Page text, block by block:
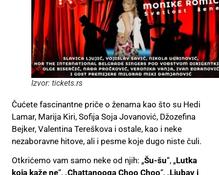
Izvor: tickets.rs
Čućete fascinantne priče o ženama kao što su Hedi
Lamar, Marija Kiri, Sofija Soja Jovanović, Džozefina
Bejker, Valentina Tereškova i ostale, kao i neke
nezaboravne hitove, ali i pesme koje dugo niste čuli.
Otkrićemo vam samo neke od njih: „Šu-šu“, „Lutka
koja kaže ne“, „Chattanooga Choo Choo“, „Ljubav i